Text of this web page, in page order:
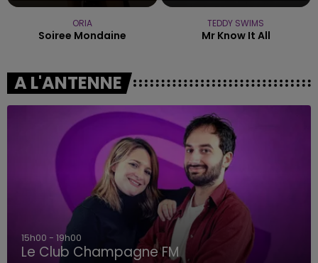
ORIA
Soiree Mondaine
TEDDY SWIMS
Mr Know It All
A L'ANTENNE
15h00 - 19h00
Le Club Champagne FM